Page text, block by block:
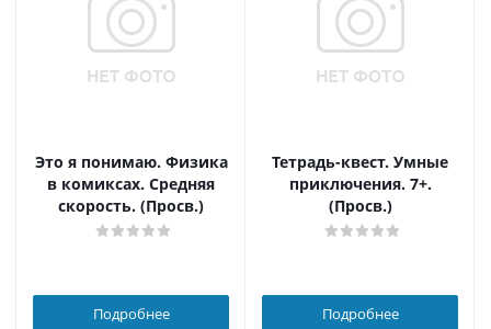
Это я понимаю. Физика
в комиксах. Средняя
скорость. (Просв.)
Подробнее
Тетрадь-квест. Умные
приключения. 7+.
(Просв.)
Подробнее